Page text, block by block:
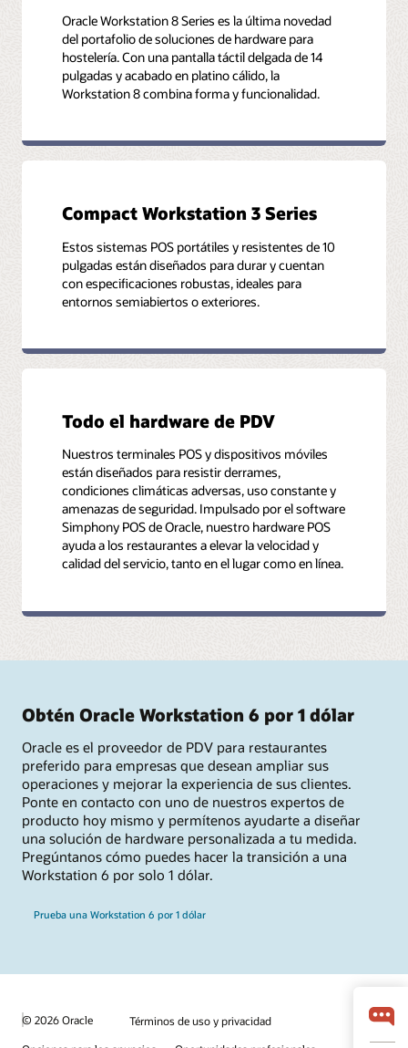
Oracle Workstation 8 Series es la última novedad
del portafolio de soluciones de hardware para
hostelería. Con una pantalla táctil delgada de 14
pulgadas y acabado en platino cálido, la
Workstation 8 combina forma y funcionalidad.
Compact Workstation 3 Series
Estos sistemas POS portátiles y resistentes de 10
pulgadas están diseñados para durar y cuentan
con especificaciones robustas, ideales para
entornos semiabiertos o exteriores.
Todo el hardware de PDV
Nuestros terminales POS y dispositivos móviles
están diseñados para resistir derrames,
condiciones climáticas adversas, uso constante y
amenazas de seguridad. Impulsado por el software
Simphony POS de Oracle, nuestro hardware POS
ayuda a los restaurantes a elevar la velocidad y
calidad del servicio, tanto en el lugar como en línea.
Obtén Oracle Workstation 6 por 1 dólar
Oracle es el proveedor de PDV para restaurantes
preferido para empresas que desean ampliar sus
operaciones y mejorar la experiencia de sus clientes.
Ponte en contacto con uno de nuestros expertos de
producto hoy mismo y permítenos ayudarte a diseñar
una solución de hardware personalizada a tu medida.
Pregúntanos cómo puedes hacer la transición a una
Workstation 6 por solo 1 dólar.
Prueba una Workstation 6 por 1 dólar
© 2026 Oracle
Términos de uso y privacidad